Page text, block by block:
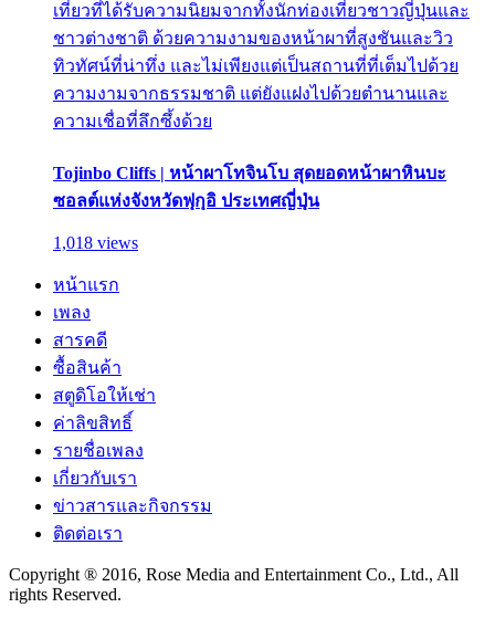
เที่ยวที่ได้รับความนิยมจากทั้งนักท่องเที่ยวชาวญี่ปุ่นและ
ชาวต่างชาติ ด้วยความงามของหน้าผาที่สูงชันและวิว
ทิวทัศน์ที่น่าทึ่ง และไม่เพียงแต่เป็นสถานที่ที่เต็มไปด้วย
ความงามจากธรรมชาติ แต่ยังแฝงไปด้วยตำนานและ
ความเชื่อที่ลึกซึ้งด้วย
Tojinbo Cliffs | หน้าผาโทจินโบ สุดยอดหน้าผาหินบะ
ซอลต์แห่งจังหวัดฟุกุอิ ประเทศญี่ปุ่น
1,018 views
หน้าแรก
เพลง
สารคดี
ซื้อสินค้า
สตูดิโอให้เช่า
ค่าลิขสิทธิ์
รายชื่อเพลง
เกี่ยวกับเรา
ข่าวสารและกิจกรรม
ติดต่อเรา
Copyright ® 2016, Rose Media and Entertainment Co., Ltd., All
rights Reserved.